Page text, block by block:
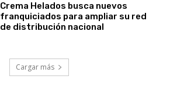
Crema Helados busca nuevos
franquiciados para ampliar su red
de distribución nacional
Cargar más